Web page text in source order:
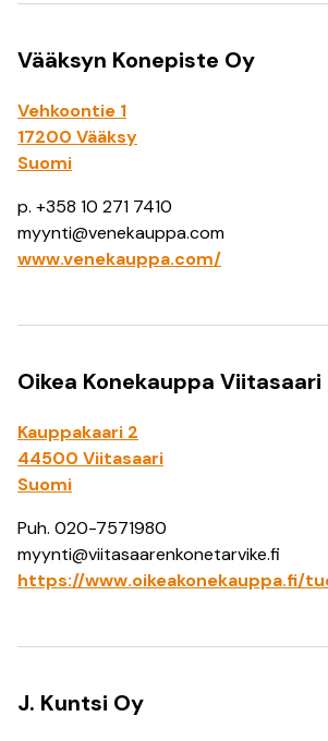
Vääksyn Konepiste Oy
Vehkoontie 1
17200 Vääksy
Suomi
p. +358 10 271 7410
myynti@venekauppa.com
www.venekauppa.com/
Oikea Konekauppa Viitasaari
Kauppakaari 2
44500 Viitasaari
Suomi
Puh. 020-7571980
myynti@viitasaarenkonetarvike.fi
https://www.oikeakonekauppa.fi/
J. Kuntsi Oy